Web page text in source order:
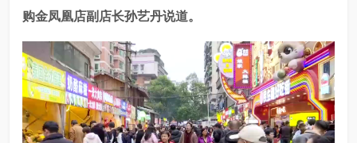
购金凤凰店副店长孙艺丹说道。